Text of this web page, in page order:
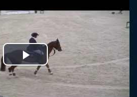
Play
Video